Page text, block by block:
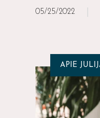
05/25/2022
APIE